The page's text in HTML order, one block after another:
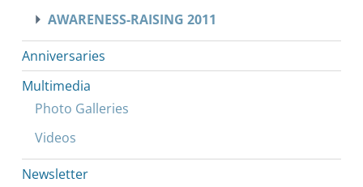
AWARENESS-RAISING 2011
Anniversaries
Multimedia
Photo Galleries
Videos
Newsletter